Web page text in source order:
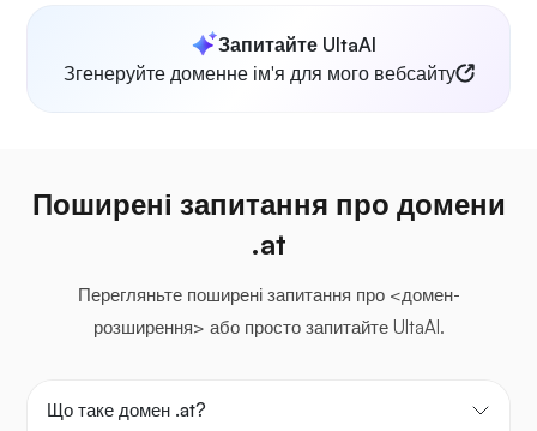
Запитайте UltaAI
Згенеруйте доменне ім'я для мого вебсайту
Поширені запитання про домени
.at
Перегляньте поширені запитання про <домен-
розширення> або просто запитайте UltaAI.
Що таке домен .at?